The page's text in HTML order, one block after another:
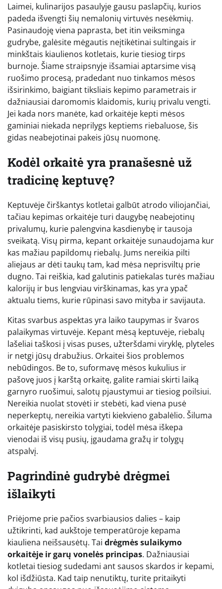
Laimei, kulinarijos pasaulyje gausu paslapčių, kurios
padeda išvengti šių nemalonių virtuvės nesėkmių.
Pasinaudoję viena paprasta, bet itin veiksminga
gudrybe, galėsite mėgautis neįtikėtinai sultingais ir
minkštais kiaulienos kotletais, kurie tiesiog tirps
burnoje. Šiame straipsnyje išsamiai aptarsime visą
ruošimo procesą, pradedant nuo tinkamos mėsos
išsirinkimo, baigiant tiksliais kepimo parametrais ir
dažniausiai daromomis klaidomis, kurių privalu vengti.
Jei kada nors manėte, kad orkaitėje kepti mėsos
gaminiai niekada neprilygs keptiems riebaluose, šis
gidas neabejotinai pakeis jūsų nuomonę.
Kodėl orkaitė yra pranašesnė už
tradicinę keptuvę?
Keptuvėje čirškantys kotletai galbūt atrodo viliojančiai,
tačiau kepimas orkaitėje turi daugybę neabejotinų
privalumų, kurie palengvina kasdienybę ir tausoja
sveikatą. Visų pirma, kepant orkaitėje sunaudojama kur
kas mažiau papildomų riebalų. Jums nereikia pilti
aliejaus ar dėti taukų tam, kad mėsa neprisviltų prie
dugno. Tai reiškia, kad galutinis patiekalas turės mažiau
kalorijų ir bus lengviau virškinamas, kas yra ypač
aktualu tiems, kurie rūpinasi savo mityba ir savijauta.
Kitas svarbus aspektas yra laiko taupymas ir švaros
palaikymas virtuvėje. Kepant mėsą keptuvėje, riebalų
lašeliai taškosi į visas puses, užteršdami viryklę, plyteles
ir netgi jūsų drabužius. Orkaitei šios problemos
nebūdingos. Be to, suformavę mėsos kukulius ir
pašovę juos į karštą orkaitę, galite ramiai skirti laiką
garnyro ruošimui, salotų pjaustymui ar tiesiog poilsiui.
Nereikia nuolat stovėti ir stebėti, kad viena pusė
neperkeptų, nereikia vartyti kiekvieno gabalėlio. Šiluma
orkaitėje pasiskirsto tolygiai, todėl mėsa iškepa
vienodai iš visų pusių, įgaudama gražų ir tolygų
atspalvį.
Pagrindinė gudrybė drėgmei
išlaikyti
Priėjome prie pačios svarbiausios dalies – kaip
užtikrinti, kad aukštoje temperatūroje kepama
kiauliena neišsausėtų. Tai drėgmės sulaikymo
orkaitėje ir garų vonelės principas. Dažniausiai
kotletai tiesiog sudedami ant sausos skardos ir kepami,
kol išdžiūsta. Kad taip nenutiktų, turite pritaikyti